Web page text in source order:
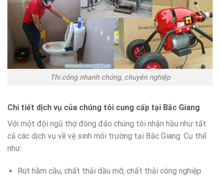
Thi công nhanh chóng, chuyên nghiệp
Chi tiết dịch vụ của chúng tôi cung cấp tại Bắc Giang
Với một đội ngũ thợ đông đảo chúng tôi nhận hầu như tất
cả các dịch vụ về vệ sinh môi trường tại Bắc Giang. Cụ thể
như:
Rút hầm cầu, chất thải dầu mỡ, chất thải công nghiệp